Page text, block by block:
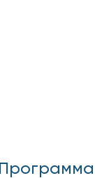
Программа